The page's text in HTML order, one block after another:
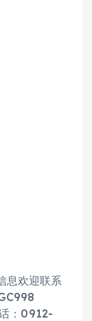
息欢迎联系
：0912-